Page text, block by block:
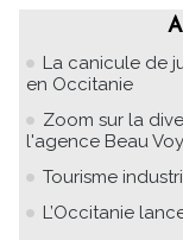
La canicule de
en Occitanie
Zoom sur la
l'agence Beau
Tourisme
L’Occitanie